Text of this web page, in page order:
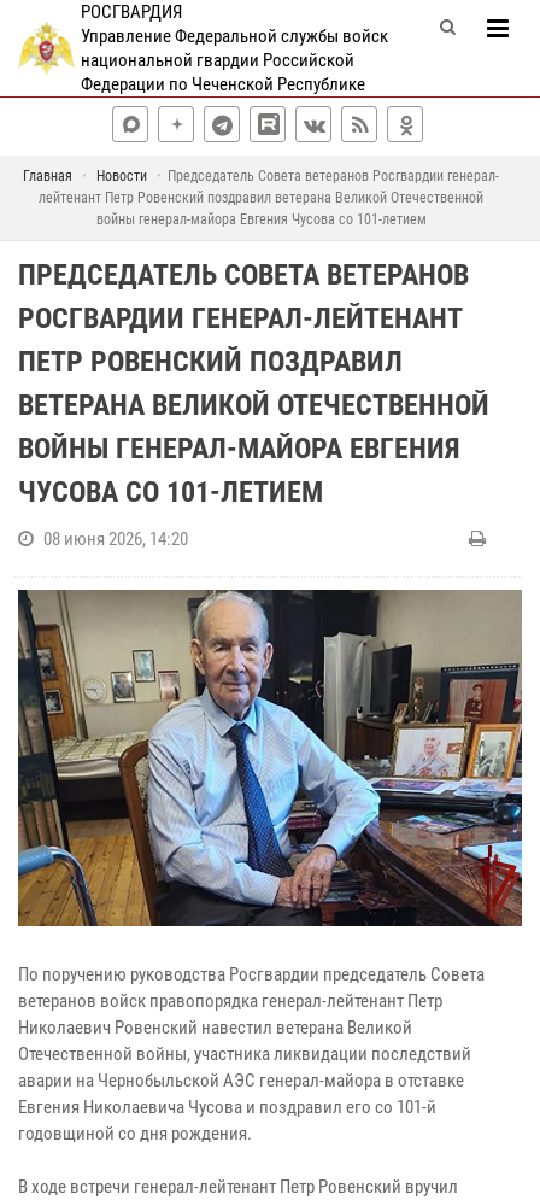
РОСГВАРДИЯ
Управление Федеральной службы войск
национальной гвардии Российской
Федерации по Чеченской Республике
Главная Новости
Председатель Совета ветеранов Росгвардии генерал-
лейтенант Петр Ровенский поздравил ветерана Великой Отечественной
войны генерал-майора Евгения Чусова со 101-летием
ПРЕДСЕДАТЕЛЬ СОВЕТА ВЕТЕРАНОВ
РОСГВАРДИИ ГЕНЕРАЛ-ЛЕЙТЕНАНТ
ПЕТР РОВЕНСКИЙ ПОЗДРАВИЛ
ВЕТЕРАНА ВЕЛИКОЙ ОТЕЧЕСТВЕННОЙ
ВОЙНЫ ГЕНЕРАЛ-МАЙОРА ЕВГЕНИЯ
ЧУСОВА СО 101-ЛЕТИЕМ
08 июня 2026, 14:20
По поручению руководства Росгвардии председатель Совета
ветеранов войск правопорядка генерал-лейтенант Петр
Николаевич Ровенский навестил ветерана Великой
Отечественной войны, участника ликвидации последствий
аварии на Чернобыльской АЭС генерал-майора в отставке
Евгения Николаевича Чусова и поздравил его со 101-й
годовщиной со дня рождения.
В ходе встречи генерал-лейтенант Петр Ровенский вручил